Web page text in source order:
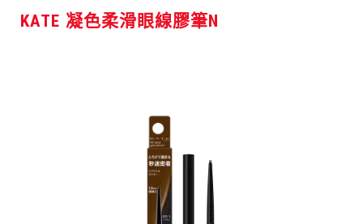
KATE 凝色柔滑眼線膠筆N